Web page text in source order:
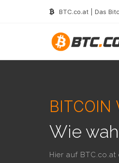
BTC.co.at | Das
BITCOIN
Wie
Hier auf